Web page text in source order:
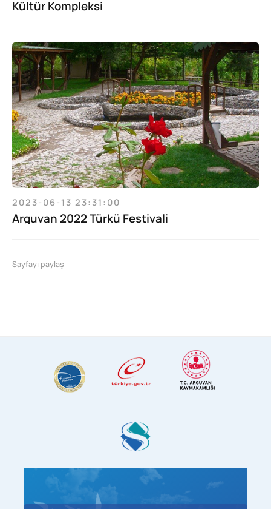
Kültür Kompleksi
2023-06-13 23:31:00
Arguvan 2022 Türkü Festivali
Sayfayı paylaş